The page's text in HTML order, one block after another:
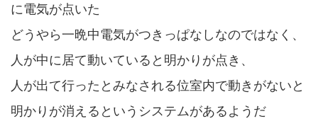
に電気が点いた
どうやら一晩中電気がつきっぱなしなのではなく、
人が中に居て動いていると明かりが点き、
人が出て行ったとみなされる位室内で動きがないと
明かりが消えるというシステムがあるようだ